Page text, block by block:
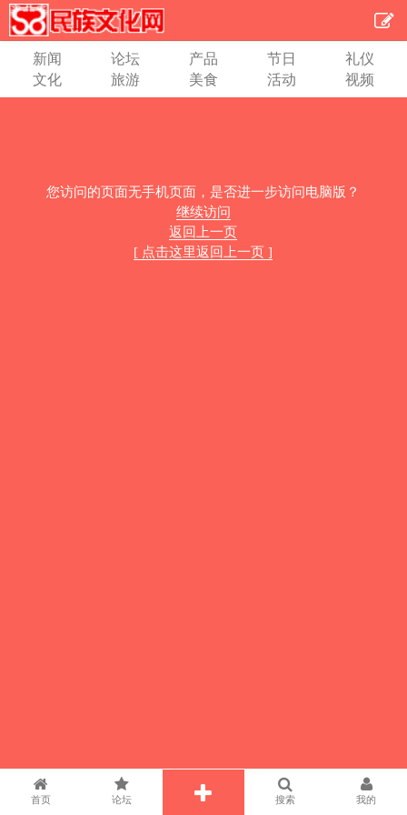
新闻 论坛 产品 节日
礼仪
文化
旅游 美食 活动 视频
您访问的页面无手机页面，是否进一步访问电脑版？
继续访问
返回上一页
[ 点击这里返回上一页 ]
首页 论坛 搜索 我的